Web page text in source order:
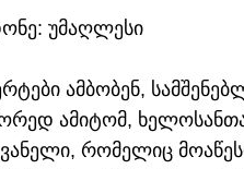
უმაღლესი
ამბობენ,
ამიტომ,
რომელიც